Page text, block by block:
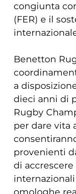
congiunta
(FER) e il
Benetton
a
dieci anni di
Rugby
per dare vita
provenienti
di